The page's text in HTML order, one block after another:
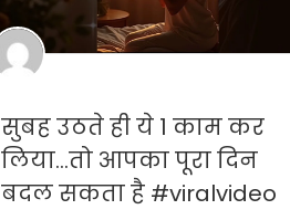
सुबह उठते ही ये 1 काम कर
लिया…तो आपका पूरा दिन
बदल सकता है #viralvideo